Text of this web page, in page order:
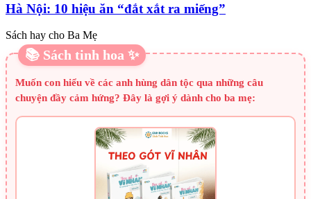
Hà Nội: 10 hiệu ăn “đắt xắt ra miếng”
Sách hay cho Ba Mẹ
📚 Sách tinh hoa ✨
Muốn con hiểu về các anh hùng dân tộc qua những câu
chuyện đầy cảm hứng? Đây là gợi ý dành cho ba mẹ: